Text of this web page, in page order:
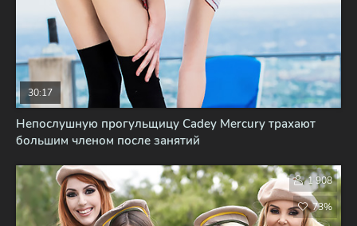
Непослушную прогульщицу Cadey Mercury трахают
большим членом после занятий
30:17
1 908
73%